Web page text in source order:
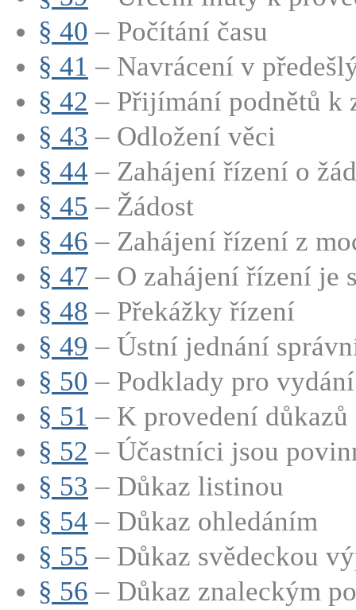
§ 40 – Počítání času
§ 41 – Navrácení v
§ 42 – Přijímání podnětů k
§ 43 – Odložení věci
§ 44 – Zahájení řízení o
§ 45 – Žádost
§ 46 – Zahájení řízení z
§ 47 – O zahájení řízení je
§ 48 – Překážky řízení
§ 49 – Ústní jednání
§ 50 – Podklady pro
§ 51 – K provedení
§ 52 – Účastníci jsou
§ 53 – Důkaz listinou
§ 54 – Důkaz ohledáním
§ 55 – Důkaz svědeckou
§ 56 – Důkaz znaleckým